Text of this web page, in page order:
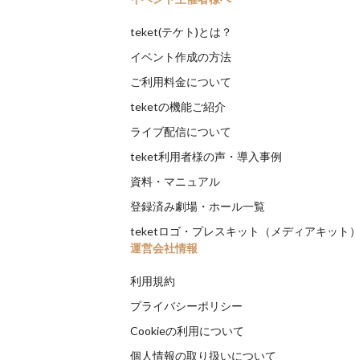
teket(テケト)とは？
イベント作成の方法
ご利用料金について
teketの機能ご紹介
ライブ配信について
teket利用者様の声・導入事例
資料・マニュアル
登録済み劇場・ホール一覧
teketロゴ・プレスキット（メディアキット）
運営会社情報
利用規約
プライバシーポリシー
Cookieの利用について
個人情報の取り扱いについて